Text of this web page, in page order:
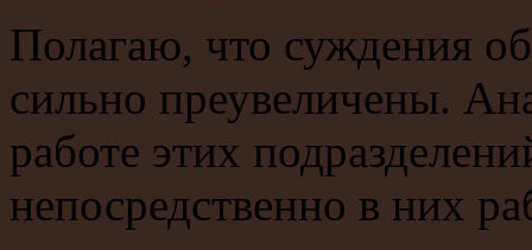
Полагаю, что суждения
сильно преувеличены.
работе этих
непосредственно в них